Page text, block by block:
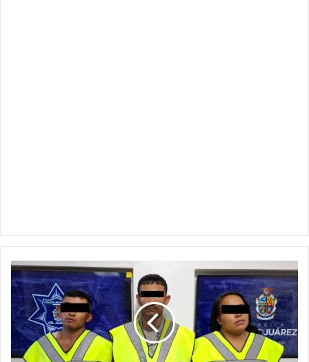
As4lt4
tienda
y
huye
en
camión;
terminan